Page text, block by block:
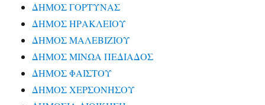
ΔΗΜΟΣ ΓΟΡΤΥΝΑΣ
ΔΗΜΟΣ ΗΡΑΚΛΕΙΟΥ
ΔΗΜΟΣ ΜΑΛΕΒΙΖΙΟΥ
ΔΗΜΟΣ ΜΙΝΩΑ ΠΕΔΙΑΔΟΣ
ΔΗΜΟΣ ΦΑΙΣΤΟΥ
ΔΗΜΟΣ ΧΕΡΣΟΝΗΣΟΥ